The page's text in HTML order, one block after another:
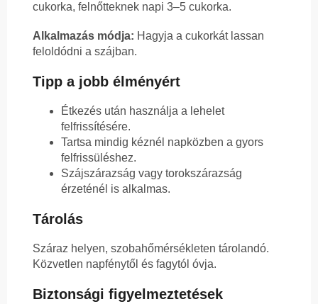
cukorka, felnőtteknek napi 3–5 cukorka.
Alkalmazás módja: Hagyja a cukorkát lassan
feloldódni a szájban.
Tipp a jobb élményért
Étkezés után használja a lehelet
felfrissítésére.
Tartsa mindig kéznél napközben a gyors
felfrissüléshez.
Szájszárazság vagy torokszárazság
érzeténél is alkalmas.
Tárolás
Száraz helyen, szobahőmérsékleten tárolandó.
Közvetlen napfénytől és fagytól óvja.
Biztonsági figyelmeztetések